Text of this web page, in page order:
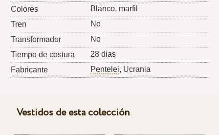
Colores
Blanco, marfil
Tren
No
Transformador
No
Tiempo de costura
28 dias
Fabricante
Pentelei, Ucrania
Vestidos de esta colección